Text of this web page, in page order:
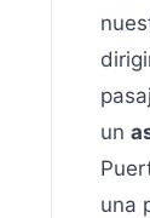
un
una